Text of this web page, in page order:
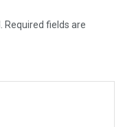
Required fields are